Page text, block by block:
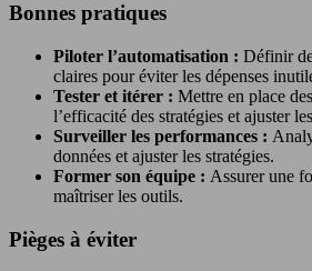
Bonnes pratiques
Piloter l’automatisation : Définir
claires pour éviter les dépenses
Tester et itérer : Mettre en place
l’efficacité des stratégies et ajuster
Surveiller les performances :
données et ajuster les stratégies.
Former son équipe : Assurer une
maîtriser les outils.
Pièges à éviter